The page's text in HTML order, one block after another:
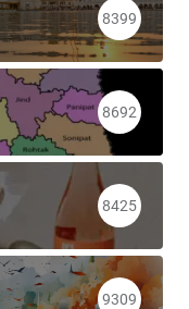
8399
8692
8425
9309